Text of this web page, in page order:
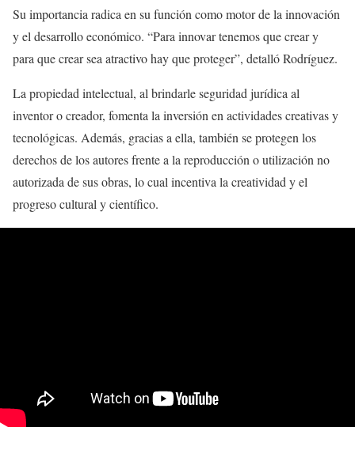
Su importancia radica en su función como motor de la innovación
y el desarrollo económico. “Para innovar tenemos que crear y
para que crear sea atractivo hay que proteger”, detalló Rodríguez.
La propiedad intelectual, al brindarle seguridad jurídica al
inventor o creador, fomenta la inversión en actividades creativas y
tecnológicas. Además, gracias a ella, también se protegen los
derechos de los autores frente a la reproducción o utilización no
autorizada de sus obras, lo cual incentiva la creatividad y el
progreso cultural y científico.